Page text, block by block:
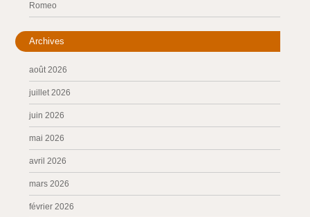
Romeo
Archives
août 2026
juillet 2026
juin 2026
mai 2026
avril 2026
mars 2026
février 2026